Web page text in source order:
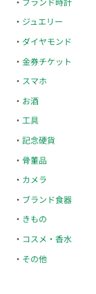
ジュエリー
ダイヤモンド
金券チケット
スマホ
お酒
工具
記念硬貨
骨董品
カメラ
ブランド食器
きもの
コスメ・香水
その他